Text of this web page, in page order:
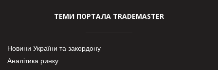
ТЕМИ ПОРТАЛА TRADEMASTER
Новини України та закордону
Аналітика ринку